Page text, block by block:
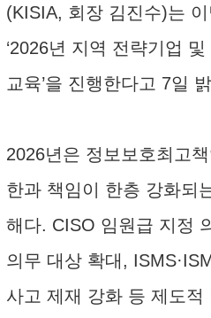
(KISIA, 회장 김진수)는
‘2026년 지역 전략기업
교육’을 진행한다고 7일
2026년은 정보보호최고
한과 책임이 한층 강화되
해다. CISO 임원급 지정
의무 대상 확대,
사고 제재 강화 등 제도적